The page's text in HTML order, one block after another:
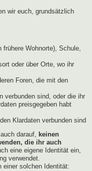
wir euch, grundsätzlich
frühere Wohnorte), Schule,
oder über Orte, wo ihr
Foren, die mit den
verbunden sind, oder die ihr
preisgegeben habt
Klardaten verbunden sind
darauf, keinen
die ihr auch
eine eigene Identität ein,
verwendet.
einer solchen Identität: